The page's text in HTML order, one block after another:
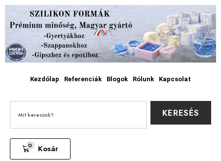
Kezdőlap Referenciák Blogok Rólunk Kapcsolat
KERESÉS
0 Kosár